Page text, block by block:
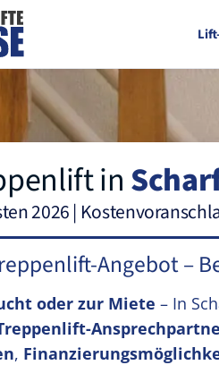
in
2026 |
Angebot –
oder zur Miete – In
,